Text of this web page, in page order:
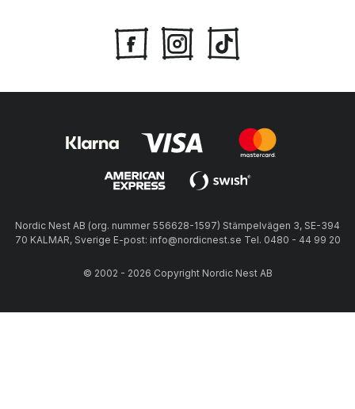
Nordic Nest AB (org. nummer 556628-1597) Stämpelvägen 3, SE-394
70 KALMAR, Sverige E-post: info@nordicnest.se Tel. 0480 - 44 99 20
© 2002 - 2026 Copyright Nordic Nest AB